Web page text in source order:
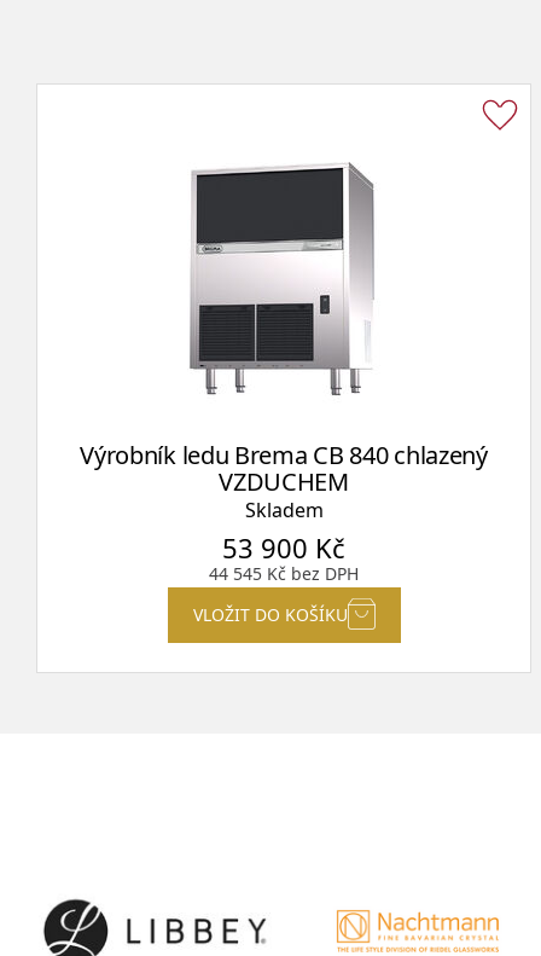
Výrobník ledu Brema CB 840 chlazený
VZDUCHEM
Skladem
53 900 Kč
44 545 Kč bez DPH
VLOŽIT DO KOŠÍKU